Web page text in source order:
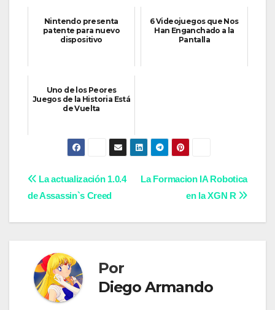
Nintendo presenta
patente para nuevo
dispositivo
6 Videojuegos que Nos
Han Enganchado a la
Pantalla
Uno de los Peores
Juegos de la Historia Está
de Vuelta
Navegación
La Formacion IA Robotica
en la XGN R
La actualización 1.0.4
de Assassin`s Creed
Por
Diego Armando